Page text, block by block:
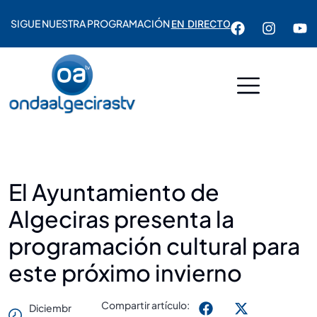
SIGUE NUESTRA PROGRAMACIÓNEN DIRECTO
El Ayuntamiento de
Algeciras presenta la
programación cultural para
este próximo invierno
Diciembr
Compartir artículo: